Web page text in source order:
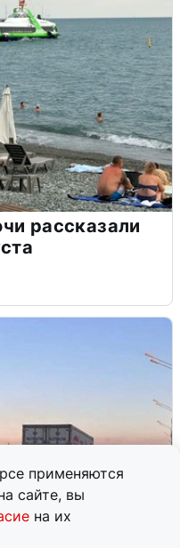
применяются
сайте, вы
на их
рассказали